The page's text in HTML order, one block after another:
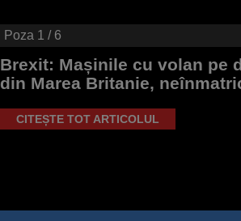
Poza 1 / 6
Brexit: Mașinile cu volan pe
din Marea Britanie,
CITEȘTE TOT ARTICOLUL